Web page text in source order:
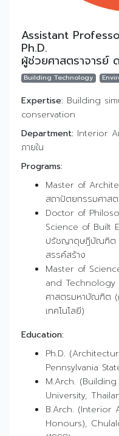
Assistant
Ph.D.
ผู้ช่วยศาสตราจารย์
Building Technology
Expertise: Building
conservation
Department: Interior
ภายใน
Programs:
Master of
สถาปัตยกรรมศาส
Doctor of
Science of Built
ปรัชญาดุษฎีบัณฑิต
สรรค์สร้าง
Master of
and Technology
ศาสตรมหาบัณฑิต (
เทคโนโลยี)
Education:
Ph.D.
Pennsylvania
M.Arch.
University,
B.Arch. (Interior
Honours),